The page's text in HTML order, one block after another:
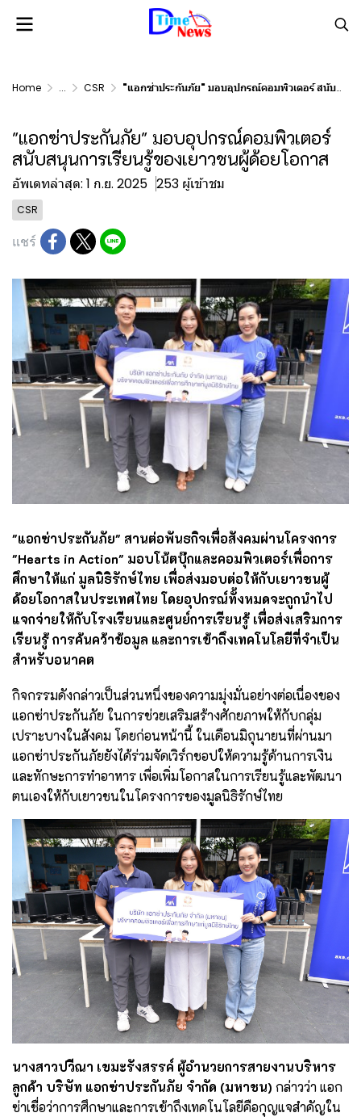
Home ... CSR "แอกซ่าประกันภัย" มอบอุปกรณ์คอมพิวเตอร์ สนับสนุนการเรียนรู้ของเยาวชนผู้ด้อยโอกาส
"แอกซ่าประกันภัย" มอบอุปกรณ์คอมพิวเตอร์
สนับสนุนการเรียนรู้ของเยาวชนผู้ด้อยโอกาส
อัพเดทล่าสุด: 1 ก.ย. 2025 253 ผู้เข้าชม
CSR
แชร์
"แอกซ่าประกันภัย" สานต่อพันธกิจเพื่อสังคมผ่านโครงการ
"Hearts in Action" มอบโน้ตบุ๊กและคอมพิวเตอร์เพื่อการ
ศึกษาให้แก่ มูลนิธิรักษ์ไทย เพื่อส่งมอบต่อให้กับเยาวชนผู้
ด้อยโอกาสในประเทศไทย โดยอุปกรณ์ทั้งหมดจะถูกนำไป
แจกจ่ายให้กับโรงเรียนและศูนย์การเรียนรู้ เพื่อส่งเสริมการ
เรียนรู้ การค้นคว้าข้อมูล และการเข้าถึงเทคโนโลยีที่จำเป็น
สำหรับอนาคต
กิจกรรมดังกล่าวเป็นส่วนหนึ่งของความมุ่งมั่นอย่างต่อเนื่องของ
แอกซ่าประกันภัย ในการช่วยเสริมสร้างศักยภาพให้กับกลุ่ม
เปราะบางในสังคม โดยก่อนหน้านี้ ในเดือนมิถุนายนที่ผ่านมา
แอกซ่าประกันภัยยังได้ร่วมจัดเวิร์กชอปให้ความรู้ด้านการเงิน
และทักษะการทำอาหาร เพื่อเพิ่มโอกาสในการเรียนรู้และพัฒนา
ตนเองให้กับเยาวชนในโครงการของมูลนิธิรักษ์ไทย
นางสาวปวีณา เขมะรังสรรค์ ผู้อำนวยการสายงานบริหาร
ลูกค้า บริษัท แอกซ่าประกันภัย จำกัด (มหาชน) กล่าวว่า แอก
ซ่าเชื่อว่าการศึกษาและการเข้าถึงเทคโนโลยีคือกุญแจสำคัญใน